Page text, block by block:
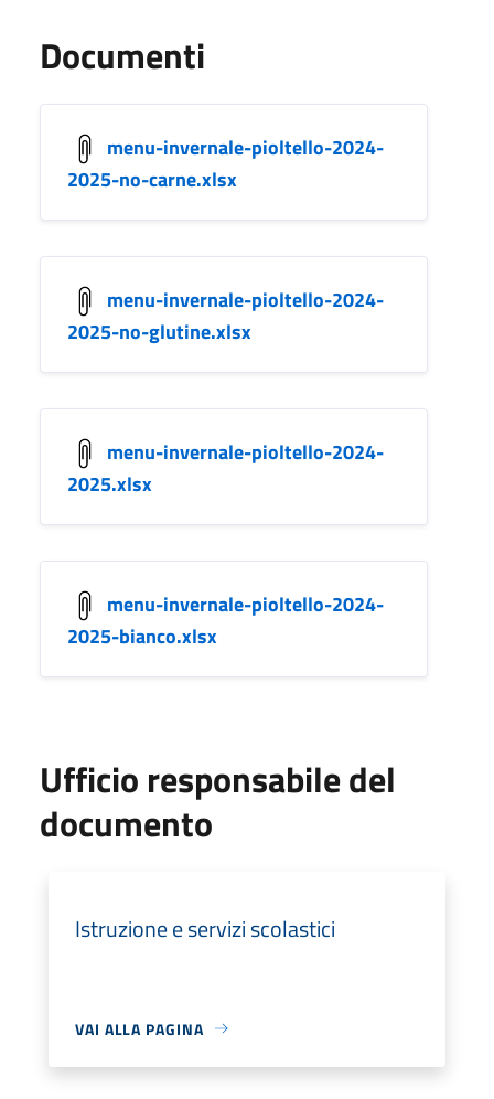
Documenti
menu-invernale-pioltello-2024-
2025-no-carne.xlsx
menu-invernale-pioltello-2024-
2025-no-glutine.xlsx
menu-invernale-pioltello-2024-
2025.xlsx
menu-invernale-pioltello-2024-
2025-bianco.xlsx
Ufficio responsabile del
documento
Istruzione e servizi scolastici
VAI ALLA PAGINA